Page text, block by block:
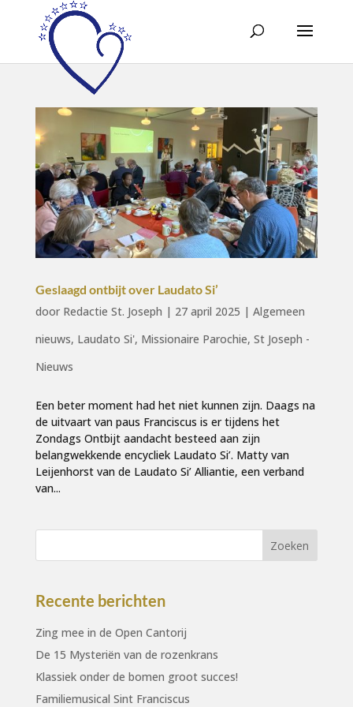
Geslaagd ontbijt over Laudato Si’
door Redactie St. Joseph | 27 april 2025 | Algemeen
nieuws, Laudato Si', Missionaire Parochie, St Joseph -
Nieuws
Een beter moment had het niet kunnen zijn. Daags na
de uitvaart van paus Franciscus is er tijdens het
Zondags Ontbijt aandacht besteed aan zijn
belangwekkende encycliek Laudato Si’. Matty van
Leijenhorst van de Laudato Si’ Alliantie, een verband
van...
Recente berichten
Zing mee in de Open Cantorij
De 15 Mysteriën van de rozenkrans
Klassiek onder de bomen groot succes!
Familiemusical Sint Franciscus